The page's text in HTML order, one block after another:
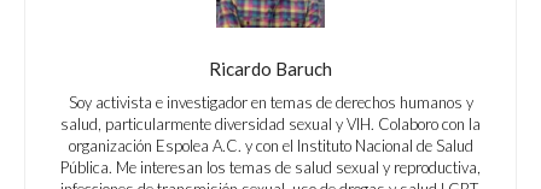
Ricardo Baruch
Soy activista e investigador en temas de derechos humanos y
salud, particularmente diversidad sexual y VIH. Colaboro con la
organización Espolea A.C. y con el Instituto Nacional de Salud
Pública. Me interesan los temas de salud sexual y reproductiva,